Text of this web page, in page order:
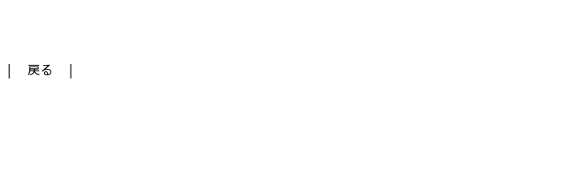
戻る